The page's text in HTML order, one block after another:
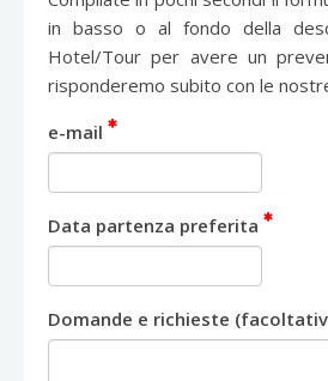
in basso o al fondo della
Hotel/Tour per avere un
risponderemo subito con le
e-mail
Data partenza preferita
Domande e richieste